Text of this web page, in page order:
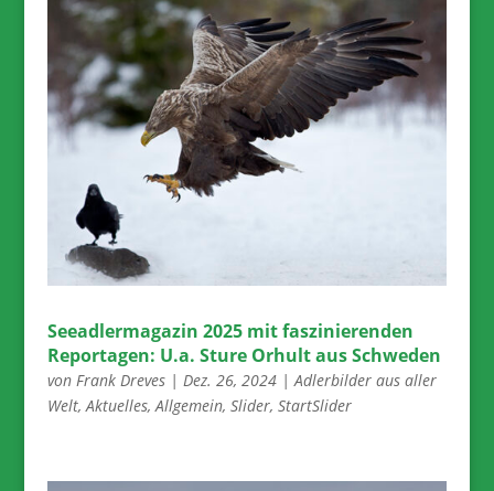
Seeadlermagazin 2025 mit faszinierenden
Reportagen: U.a. Sture Orhult aus Schweden
von Frank Dreves| Dez. 26, 2024|Adlerbilder aus aller
Welt,Aktuelles,Allgemein, Slider, StartSlider